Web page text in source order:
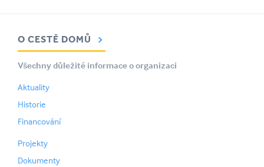
O CESTĚ DOMŮ
Všechny důležité informace o organizaci
Aktuality
Historie
Financování
Projekty
Dokumenty